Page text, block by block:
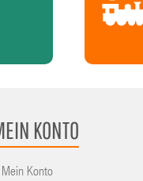
KONTO
Mein Konto